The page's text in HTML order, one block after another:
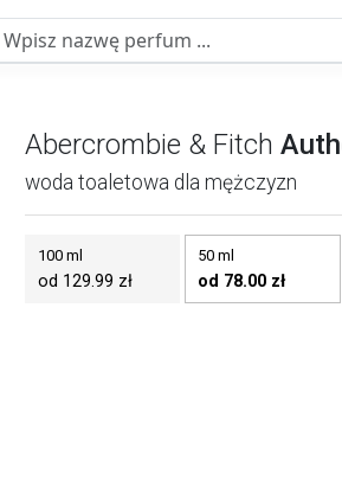
Abercrombie & Fitch
woda toaletowa dla mężczyzn
100 ml
od 129.99 zł
50 ml
od 78.00 zł